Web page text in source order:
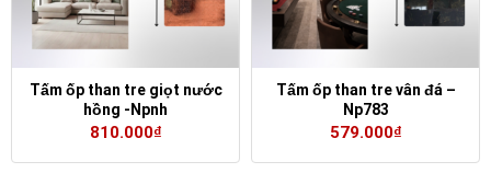
Tấm ốp than tre giọt nước
hồng -Npnh
810.000₫
Tấm ốp than tre vân đá –
Np783
579.000₫